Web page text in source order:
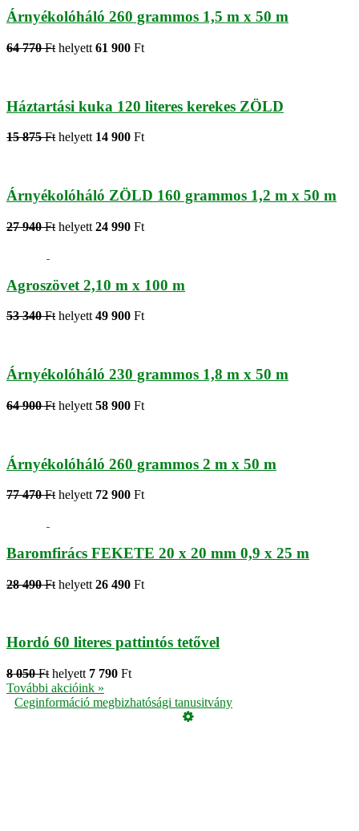
Árnyékolóháló 260 grammos 1,5 m x 50 m
64 770 Ft helyett 61 900 Ft
Háztartási kuka 120 literes kerekes ZÖLD
15 875 Fthelyett 14 900 Ft
Árnyékolóháló ZÖLD 160 grammos 1,2 m x 50 m
27 940 Ft helyett 24 990 Ft
Agroszövet 2,10 m x 100 m
53 340 Ft helyett 49 900 Ft
Árnyékolóháló 230 grammos 1,8 m x 50 m
64 900 Ft helyett 58 900 Ft
Árnyékolóháló 260 grammos 2 m x 50 m
77 470 Ft helyett 72 900 Ft
Baromfirács FEKETE 20 x 20 mm 0,9 x 25 m
28 490 Ft helyett 26 490 Ft
Hordó 60 literes pattintós tetővel
8 050 Ft helyett 7 790 Ft
További akcióink »
Ceginformáció megbizhatósági tanusitvány